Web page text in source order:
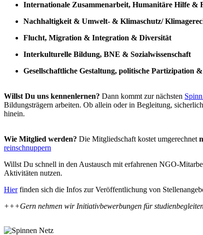
Internationale Zusammenarbeit, Humanitäre Hilfe &
Nachhaltigkeit & Umwelt- & Klimaschutz/
Flucht, Migration & Integration & Diversität
Interkulturelle Bildung, BNE & Sozialwissenschaft
Gesellschaftliche Gestaltung, politische Partizipation
Willst Du uns kennenlernen? Dann kommt zur nächsten
Bildungsträgern arbeiten. Ob allein oder in Begleitung,
hinein.
Wie Mitglied werden? Die Mitgliedschaft kostet umgerechnet
reinschnuppern
Willst Du schnell in den Austausch mit erfahrenen NGO-
Aktivitäten nutzen.
Hierfinden sich die Infos zur Veröffentlichung von
+++Gern nehmen wir Initiativbewerbungen für